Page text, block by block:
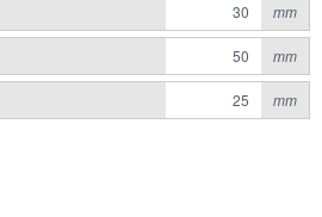
mm
mm
mm